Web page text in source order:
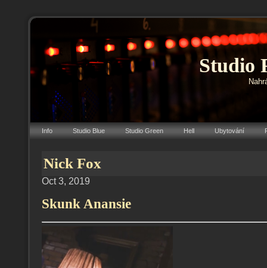
Studio
Info Studio Blue Studio Green Hell Ubytování
Nick Fox
Oct 3, 2019
Skunk Anansie